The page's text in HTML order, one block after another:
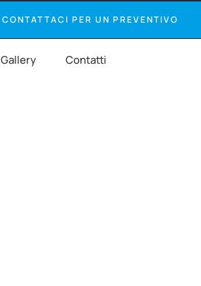
CONTATTACI PER UN PREVENTIVO
Gallery Contatti